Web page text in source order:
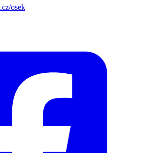
osek